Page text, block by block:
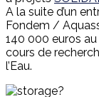
A la suite d’un
Fondem /
140 000 euros
cours de
l’Eau.